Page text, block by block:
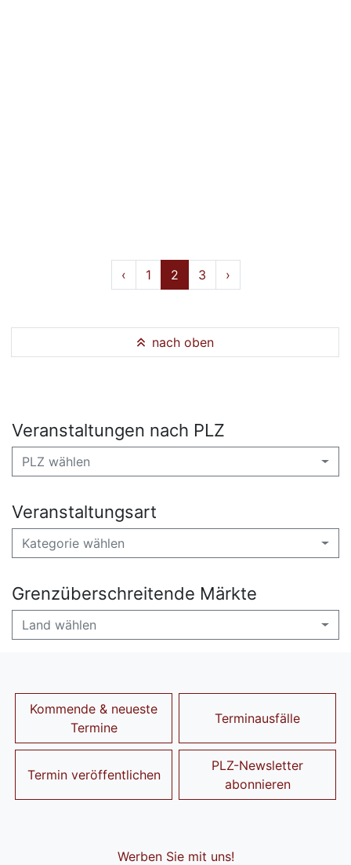
‹ 1 2 3 ›
nach oben
Veranstaltungen nach PLZ
PLZ wählen
Veranstaltungsart
Kategorie wählen
Grenzüberschreitende Märkte
Land wählen
Kommende & neueste
Termine
Terminausfälle
Termin veröffentlichen
PLZ-Newsletter
abonnieren
Werben Sie mit uns!